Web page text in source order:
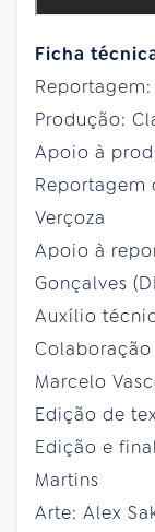
Ficha
Produção:
Apoio à
Reportagem
Verçoza
Apoio à
Gonçalves
Auxílio
Colaboração
Marcelo
Edição de
Edição e
Martins
Arte: Alex